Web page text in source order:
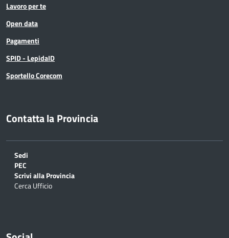
Lavoro per te
Open data
Pagamenti
SPID - LepidaID
Sportello Corecom
Contatta la Provincia
Sedi
PEC
Scrivi alla Provincia
Cerca Ufficio